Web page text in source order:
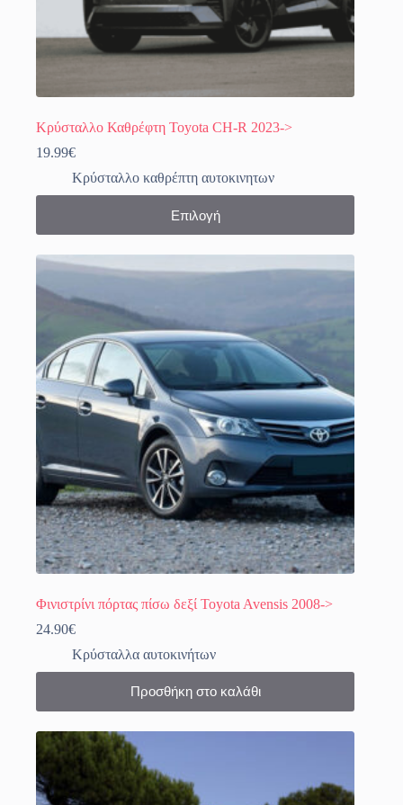
Κρύσταλλο Καθρέφτη Toyota CH-R 2023->
19.99€
Κρύσταλλο καθρέπτη αυτοκινητων
Επιλογή
Αυτό
προϊόν
έχει
πολλαπλές
παραλλαγές.
μπορούν
επιλεγούν
στη
σελίδα
του
Φινιστρίνι πόρτας πίσω δεξί Toyota Avensis 2008->
24.90€
Κρύσταλλα αυτοκινήτων
Προσθήκη στο καλάθι